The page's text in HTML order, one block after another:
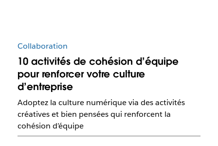
Collaboration
10 activités de cohésion d’équipe
pour renforcer votre culture
d’entreprise
Adoptez la culture numérique via des activités
créatives et bien pensées qui renforcent la
cohésion d’équipe